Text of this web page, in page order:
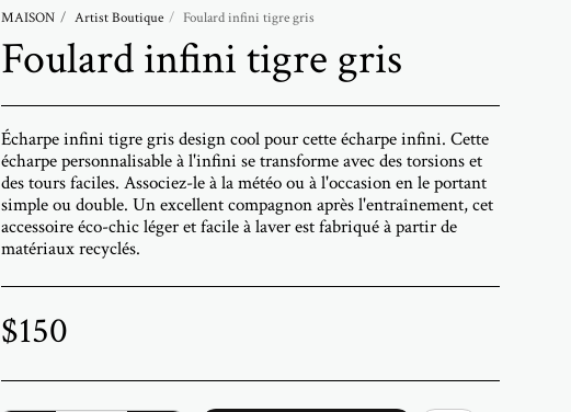
MAISON Artist Boutique Foulard infini tigre gris
Foulard infini tigre gris
Écharpe infini tigre gris design cool pour cette écharpe infini. Cette
écharpe personnalisable à l'infini se transforme avec des torsions et
des tours faciles. Associez-le à la météo ou à l'occasion en le portant
simple ou double. Un excellent compagnon après l'entraînement, cet
accessoire éco-chic léger et facile à laver est fabriqué à partir de
matériaux recyclés.
$150